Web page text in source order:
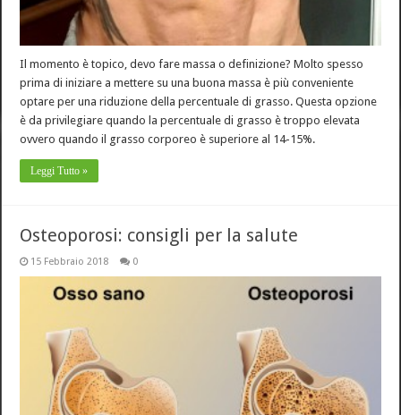
Il momento è topico, devo fare massa o definizione? Molto spesso
prima di iniziare a mettere su una buona massa è più conveniente
optare per una riduzione della percentuale di grasso. Questa opzione
è da privilegiare quando la percentuale di grasso è troppo elevata
ovvero quando il grasso corporeo è superiore al 14-15%.
Leggi Tutto »
Osteoporosi: consigli per la salute
15 Febbraio 2018 0